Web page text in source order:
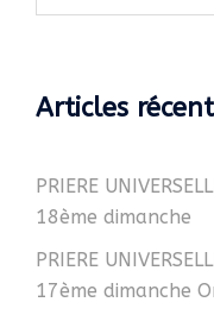
Articles
PRIERE
18ème dimanche
PRIERE
17ème dimanche